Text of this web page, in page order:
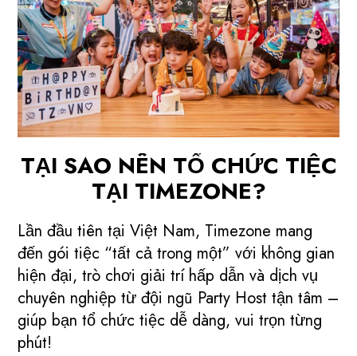
TẠI SAO NÊN TỔ CHỨC TIỆC
TẠI TIMEZONE?
Lần đầu tiên tại Việt Nam, Timezone mang
đến gói tiệc “tất cả trong một” với không gian
hiện đại, trò chơi giải trí hấp dẫn và dịch vụ
chuyên nghiệp từ đội ngũ Party Host tận tâm –
giúp bạn tổ chức tiệc dễ dàng, vui trọn từng
phút!